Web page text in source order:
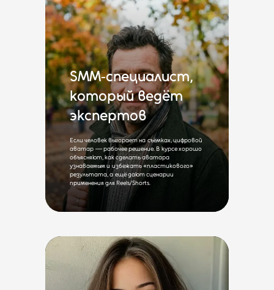
SMM‑специалист,
который ведёт
экспертов
Если человек выгорает на съёмках, цифровой
аватар — рабочее решение. В курсе хорошо
объясняют, как сделать аватара
узнаваемым и избежать «пластикового»
результата, а ещё дают сценарии
применения для Reels/Shorts.